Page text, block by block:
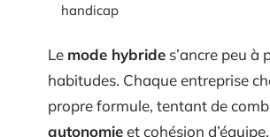
handicap
Le mode hybride s’ancre peu à
habitudes. Chaque entreprise
propre formule, tentant de
autonomieet cohésion